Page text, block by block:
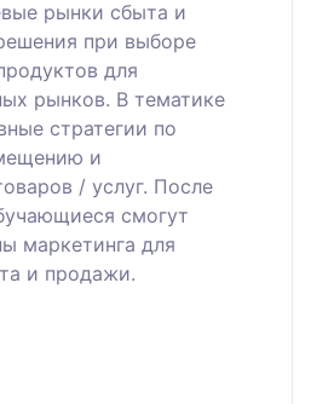
рынки сбыта и
при выборе
для
рынков. В тематике
стратегии по
и
/ услуг. После
смогут
маркетинга для
и продажи.